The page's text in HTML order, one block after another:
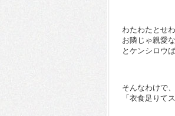
わたわたとせ
お隣じゃ親愛
とケンシロウ
そんなわけで
「衣食足りて